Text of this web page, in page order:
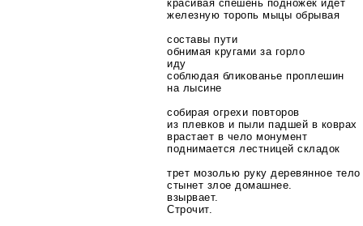
красивая спешень подножек идет
железную торопь мыцы обрывая
составы пути
обнимая кругами за горло
иду
соблюдая бликованье проплешин
на лысине
собирая огрехи повторов
из плевков и пыли падшей в коврах
врастает в чело монумент
поднимается лестницей складок
трет мозолью руку деревянное тело
стынет злое домашнее.
взырвает.
Строчит.